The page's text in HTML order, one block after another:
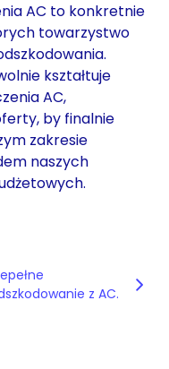
AC to konkretnie
towarzystwo
kształtuje
AC,
by finalnie
zakresie
naszych
z AC.